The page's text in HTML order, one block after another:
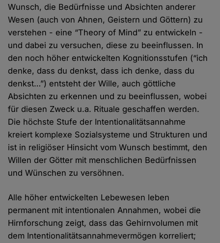
Wunsch, die Bedürfnisse und Absichten anderer
Wesen (auch von Ahnen, Geistern und Göttern) zu
verstehen - eine “Theory of Mind” zu entwickeln -
und dabei zu versuchen, diese zu beeinflussen. In
den noch höher entwickelten Kognitionsstufen (“ich
denke, dass du denkst, dass ich denke, dass du
denkst…”) entsteht der Wille, auch göttliche
Absichten zu erkennen und zu beeinflussen, wobei
für diesen Zweck u.a. Rituale geschaffen werden.
Die höchste Stufe der Intentionalitätsannahme
kreiert komplexe Sozialsysteme und Strukturen und
ist in religiöser Hinsicht vom Wunsch bestimmt, den
Willen der Götter mit menschlichen Bedürfnissen
und Wünschen zu versöhnen.
Alle höher entwickelten Lebewesen leben
permanent mit intentionalen Annahmen, wobei die
Hirnforschung zeigt, dass das Gehirnvolumen mit
dem Intentionalitätsannahmevermögen korreliert;